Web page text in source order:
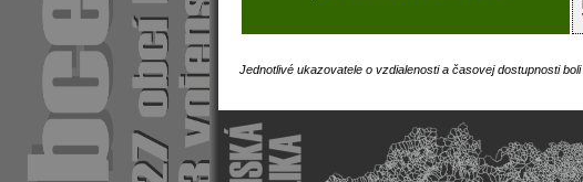
Jednotlivé ukazovatele o vzdialenosti a časovej dostupnosti